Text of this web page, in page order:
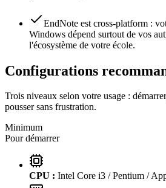
EndNote est cross-platform :
Windows dépend surtout de vos
l'écosystème de votre école.
Configurations
Trois niveaux selon votre usage :
pousser sans frustration.
Minimum
Pour démarrer
CPU : Intel Core i3 / Pentium /